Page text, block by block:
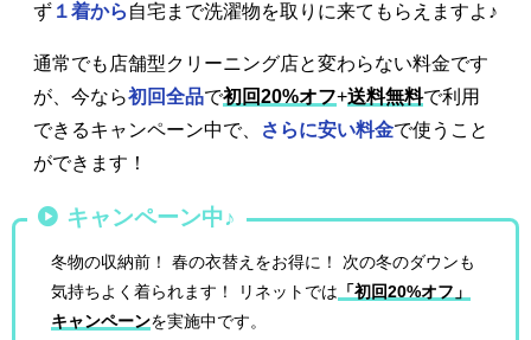
ず １着から 自宅まで洗濯物を取りに来てもらえますよ♪
通常でも店舗型クリーニング店と変わらない料金です
が、今なら初回全品で初回20%オフ+送料無料で利用
できるキャンペーン中で、
さらに安い料金で使うこと
ができます！
キャンペーン中♪
冬物の収納前！ 春の衣替えをお得に！ 次の冬のダウンも
気持ちよく着られます！ リネットでは 「初回20%オフ」
キャンペーンを実施中です。